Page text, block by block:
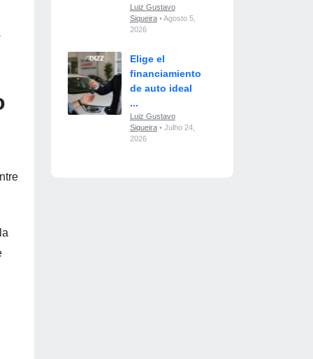
Luiz Gustavo
Siqueira• Agosto 5,
2026
Elige el
financiamiento
de auto ideal
...
Luiz Gustavo
Siqueira• Julho 24,
2026